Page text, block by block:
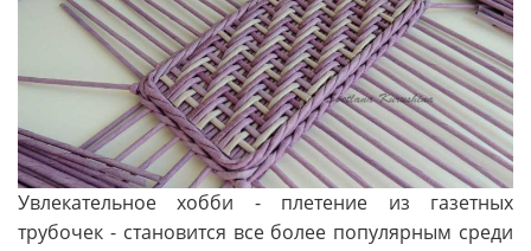
Увлекательное хобби - плетение из газетных
трубочек - становится все более популярным среди